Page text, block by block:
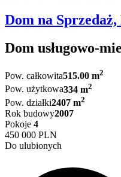
Dom na Sprzedaż,
Dom usługowo-
Pow. całkowita515.00 m2
Pow. użytkowa334 m2
Pow. działki2407 m2
Rok budowy2007
Pokoje 4
450 000 PLN
Do ulubionych